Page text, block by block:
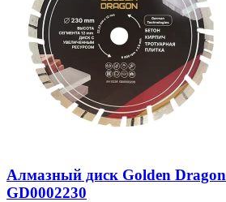
Алмазный диск Golden
GD0002230